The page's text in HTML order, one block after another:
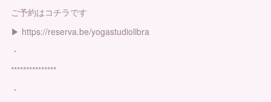
ご予約はコチラです
▶︎ https://reserva.be/yogastudiolibra
・
***************
・